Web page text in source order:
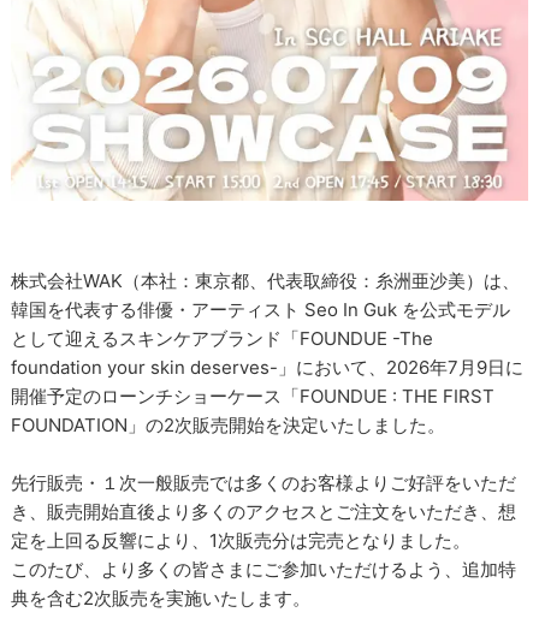
株式会社WAK（本社：東京都、代表取締役：糸洲亜沙美）は、
韓国を代表する俳優・アーティスト Seo In Guk を公式モデル
として迎えるスキンケアブランド「FOUNDUE -The
foundation your skin deserves-」において、2026年7月9日に
開催予定のローンチショーケース「FOUNDUE : THE FIRST
FOUNDATION」の2次販売開始を決定いたしました。
先行販売・１次一般販売では多くのお客様よりご好評をいただ
き、販売開始直後より多くのアクセスとご注文をいただき、想
定を上回る反響により、1次販売分は完売となりました。
このたび、より多くの皆さまにご参加いただけるよう、追加特
典を含む2次販売を実施いたします。